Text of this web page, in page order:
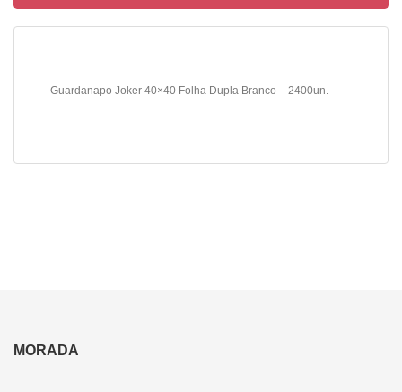
Guardanapo Joker 40×40 Folha Dupla Branco – 2400un.
MORADA